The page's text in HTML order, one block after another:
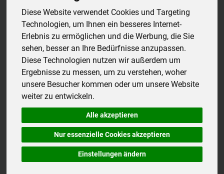
Diese Website verwendet Cookies und Targeting
Technologien, um Ihnen ein besseres Internet-
Erlebnis zu ermöglichen und die Werbung, die Sie
sehen, besser an Ihre Bedürfnisse anzupassen.
Diese Technologien nutzen wir außerdem um
Ergebnisse zu messen, um zu verstehen, woher
unsere Besucher kommen oder um unsere Website
weiter zu entwickeln.
Alle akzeptieren
Nur essenzielle Cookies akzeptieren
Einstellungen ändern
Hersteller Allergene